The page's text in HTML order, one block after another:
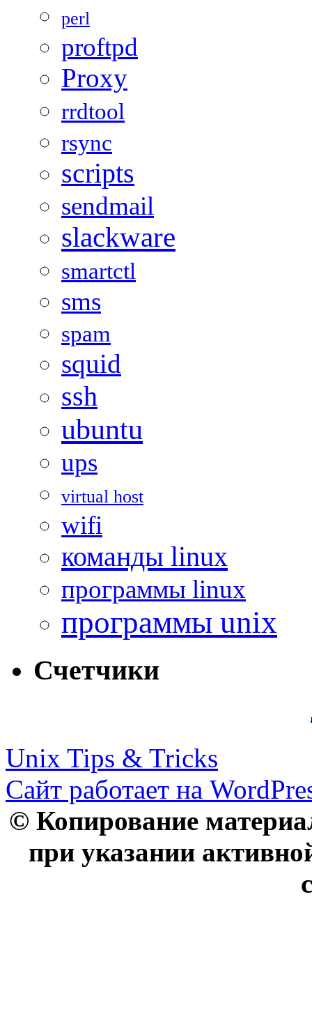
perl
proftpd
Proxy
rrdtool
rsync
scripts
sendmail
slackware
smartctl
sms
spam
squid
ssh
ubuntu
ups
virtual host
wifi
команды linux
программы linux
программы unix
Счетчики
Unix Tips & Tricks
Сайт работает на
© Копирование
при указании